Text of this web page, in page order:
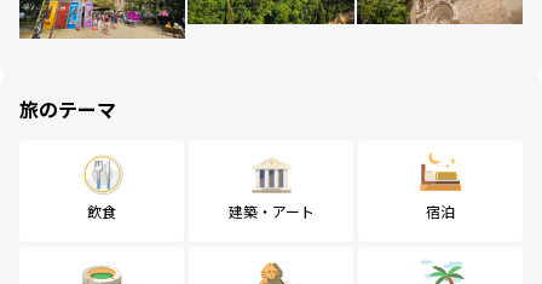
旅のテーマ
飲食 建築・アート 宿泊